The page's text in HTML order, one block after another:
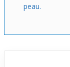
peau.